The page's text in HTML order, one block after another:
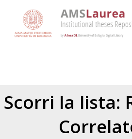
Scorri la lista: